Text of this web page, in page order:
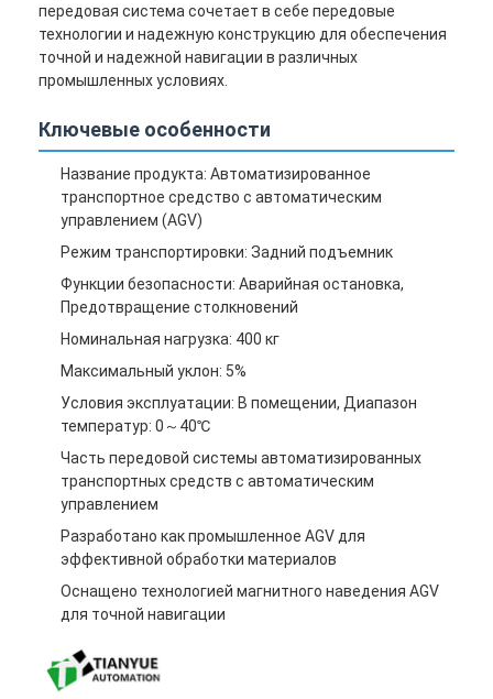
Продукция
Ролики
О Компании
передовая система сочетает в себе передовые
технологии и надежную конструкцию для обеспечения
точной и надежной навигации в различных
промышленных условиях.
Ключевые особенности
Название продукта: Автоматизированное
транспортное средство с автоматическим
управлением (AGV)
Режим транспортировки: Задний подъемник
Функции безопасности: Аварийная остановка,
Предотвращение столкновений
Номинальная нагрузка: 400 кг
Максимальный уклон: 5%
Условия эксплуатации: В помещении, Диапазон
температур: 0～40℃
Часть передовой системы автоматизированных
транспортных средств с автоматическим
управлением
Разработано как промышленное AGV для
эффективной обработки материалов
Оснащено технологией магнитного наведения AGV
для точной навигации